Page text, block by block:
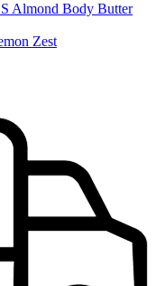
Almond Body Butter
Zest